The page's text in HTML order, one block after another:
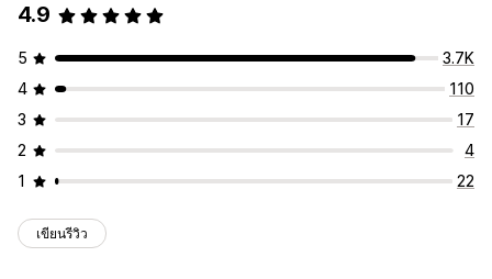
4.9
5
3.7K
4
110
3
17
2
4
1
22
เขียนรีวิว